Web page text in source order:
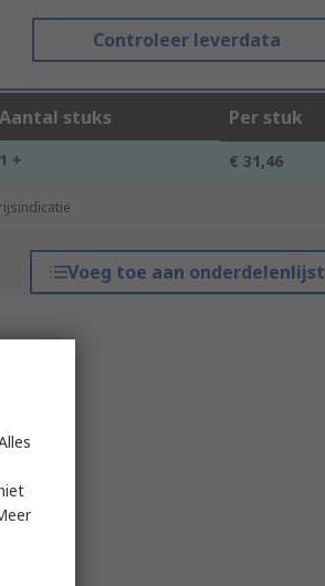
Controleer leverdata
Aantal stuks Per stuk
1 + € 31,46
Voeg toe aan onderdelenlijst